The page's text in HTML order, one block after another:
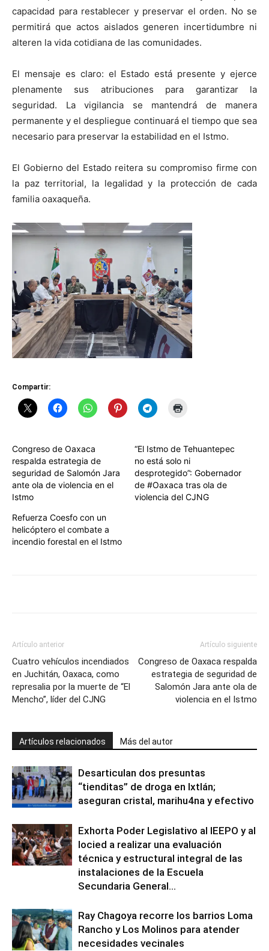
capacidad para restablecer y preservar el orden. No se
permitirá que actos aislados generen incertidumbre ni
alteren la vida cotidiana de las comunidades.
El mensaje es claro: el Estado está presente y ejerce
plenamente sus atribuciones para garantizar la
seguridad. La vigilancia se mantendrá de manera
permanente y el despliegue continuará el tiempo que sea
necesario para preservar la estabilidad en el Istmo.
El Gobierno del Estado reitera su compromiso firme con
la paz territorial, la legalidad y la protección de cada
familia oaxaqueña.
Compartir:
Congreso de Oaxaca
respalda estrategia de
seguridad de Salomón Jara
ante ola de violencia en el
Istmo
“El Istmo de Tehuantepec
no está solo ni
desprotegido”: Gobernador
de #Oaxaca tras ola de
violencia del CJNG
Refuerza Coesfo con un
helicóptero el combate a
incendio forestal en el Istmo
Artículo anterior
Cuatro vehículos incendiados
en Juchitán, Oaxaca, como
represalia por la muerte de “El
Mencho”, líder del CJNG
Artículo siguiente
Congreso de Oaxaca respalda
estrategia de seguridad de
Salomón Jara ante ola de
violencia en el Istmo
Artículos relacionados Más del autor
Desarticulan dos presuntas
“tienditas” de droga en Ixtlán;
aseguran cristal, marihu4na y efectivo
Exhorta Poder Legislativo al IEEPO y al
Iocied a realizar una evaluación
técnica y estructural integral de las
instalaciones de la Escuela
Secundaria General...
Ray Chagoya recorre los barrios Loma
Rancho y Los Molinos para atender
necesidades vecinales